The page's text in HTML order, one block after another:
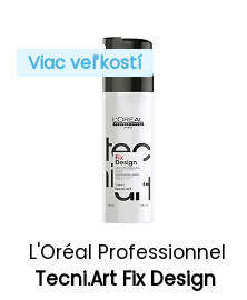
Viac veľkostí
L'Oréal Professionnel
Tecni.Art Fix Design